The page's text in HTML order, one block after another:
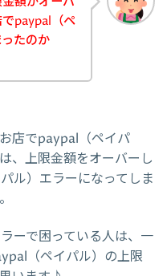
paypal（ペ
たのか
店でpaypal（ペイパ
、上限金額をオーバーし
ル）エラーになってしま
ーで困っている人は、一
（ペイパル）の上限